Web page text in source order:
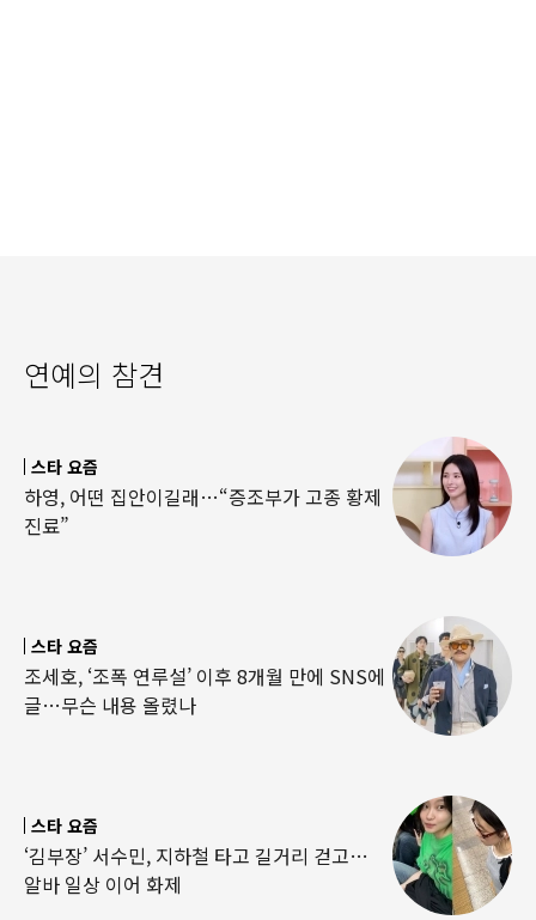
연예의 참견
스타 요즘
하영, 어떤 집안이길래…“증조부가 고종 황제
진료”
스타 요즘
조세호, ‘조폭 연루설’ 이후 8개월 만에 SNS에
글…무슨 내용 올렸나
스타 요즘
‘김부장’ 서수민, 지하철 타고 길거리 걷고…
알바 일상 이어 화제